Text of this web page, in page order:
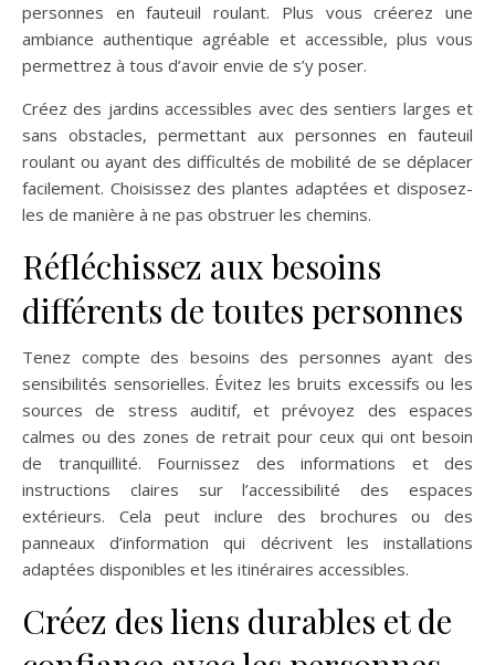
personnes en fauteuil roulant. Plus vous créerez une
ambiance authentique agréable et accessible, plus vous
permettrez à tous d’avoir envie de s’y poser.
Créez des jardins accessibles avec des sentiers larges et
sans obstacles, permettant aux personnes en fauteuil
roulant ou ayant des difficultés de mobilité de se déplacer
facilement. Choisissez des plantes adaptées et disposez-
les de manière à ne pas obstruer les chemins.
Réfléchissez aux besoins
différents de toutes personnes
Tenez compte des besoins des personnes ayant des
sensibilités sensorielles. Évitez les bruits excessifs ou les
sources de stress auditif, et prévoyez des espaces
calmes ou des zones de retrait pour ceux qui ont besoin
de tranquillité. Fournissez des informations et des
instructions claires sur l’accessibilité des espaces
extérieurs. Cela peut inclure des brochures ou des
panneaux d’information qui décrivent les installations
adaptées disponibles et les itinéraires accessibles.
Créez des liens durables et de